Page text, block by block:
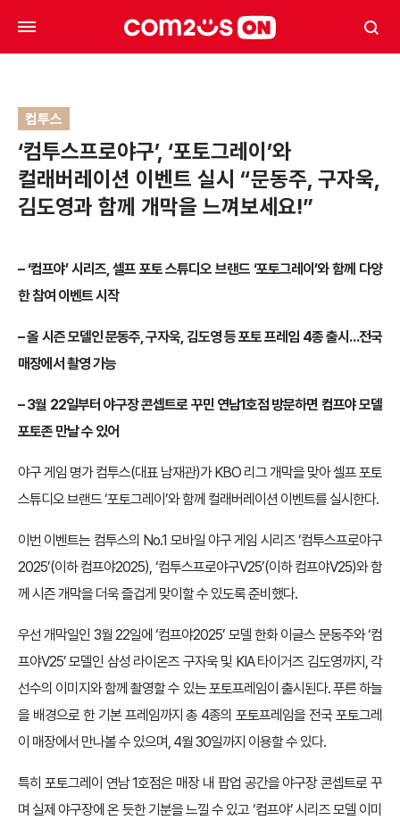
컴투스
‘컴투스프로야구’, ‘포토그레이’와
컬래버레이션 이벤트 실시 “문동주, 구자욱,
김도영과 함께 개막을 느껴보세요!”
– ‘컴프야’ 시리즈, 셀프 포토 스튜디오 브랜드 ‘포토그레이’와 함께 다양
한 참여 이벤트 시작
– 올 시즌 모델인 문동주, 구자욱, 김도영 등 포토 프레임 4종 출시…전국
매장에서 촬영 가능
– 3월 22일부터 야구장 콘셉트로 꾸민 연남1호점 방문하면 컴프야 모델
포토존 만날 수 있어
야구 게임 명가 컴투스(대표 남재관)가 KBO 리그 개막을 맞아 셀프 포토
스튜디오 브랜드 ‘포토그레이’와 함께 컬래버레이션 이벤트를 실시한다.
이번 이벤트는 컴투스의 No.1 모바일 야구 게임 시리즈 ‘컴투스프로야구
2025’(이하 컴프야2025), ‘컴투스프로야구V25’(이하 컴프야V25)와 함
께 시즌 개막을 더욱 즐겁게 맞이할 수 있도록 준비했다.
우선 개막일인 3월 22일에 ‘컴프야2025’ 모델 한화 이글스 문동주와 ‘컴
프야V25’ 모델인 삼성 라이온즈 구자욱 및 KIA 타이거즈 김도영까지, 각
선수의 이미지와 함께 촬영할 수 있는 포토프레임이 출시된다. 푸른 하늘
을 배경으로 한 기본 프레임까지 총 4종의 포토프레임을 전국 포토그레
이 매장에서 만나볼 수 있으며, 4월 30일까지 이용할 수 있다.
특히 포토그레이 연남 1호점은 매장 내 팝업 공간을 야구장 콘셉트로 꾸
며 실제 야구장에 온 듯한 기분을 느낄 수 있고 ‘컴프야’ 시리즈 모델 이미